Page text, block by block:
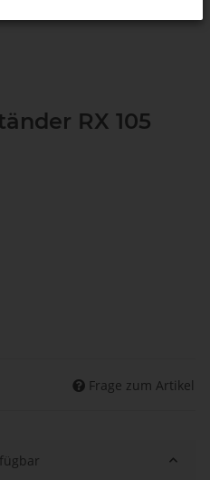
RX 105
Frage zum Artikel